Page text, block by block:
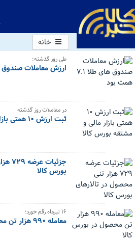
خانه
طی روز گذشته؛
ارزش معاملات صندوق های طلا
در معاملات روز گذشته
ثبت ارزش ۱۰ همتی بازار مالی و مشتقه بورس کالا
بورس کالا
۱۶ تیرماه رقم خورد؛
معامله ۹۹۰ هزار تن محصول در بورس کالا